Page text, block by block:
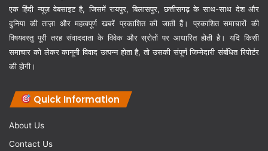
एक हिंदी न्यूज़ वेबसाइट है, जिसमें रायपुर, बिलासपुर, छत्तीसगढ़ के साथ-साथ देश और
दुनिया की ताज़ा और महत्वपूर्ण खबरें प्रकाशित की जाती हैं। प्रकाशित समाचारों की
विषयवस्तु पूरी तरह संवाददाता के विवेक और स्रोतों पर आधारित होती है। यदि किसी
समाचार को लेकर कानूनी विवाद उत्पन्न होता है, तो उसकी संपूर्ण जिम्मेदारी संबंधित रिपोर्टर
की होगी।
Quick Information
About Us
Contact Us